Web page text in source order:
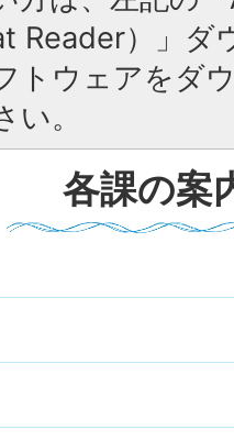
Reader）」ダ
トウェアをダ
い。
各課の案